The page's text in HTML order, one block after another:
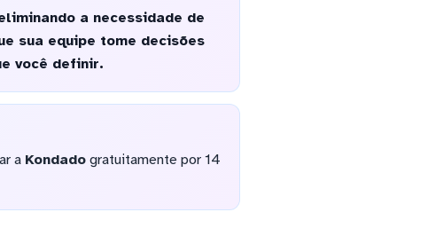
a necessidade de
sua equipe tome decisões
você definir.
a Kondadogratuitamente por 14